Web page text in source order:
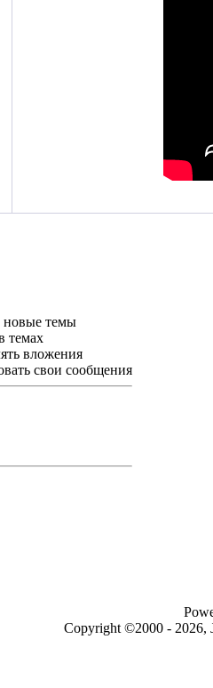
новые темы
темах
вложения
свои сообщения
Copyright ©2000 - 2026,